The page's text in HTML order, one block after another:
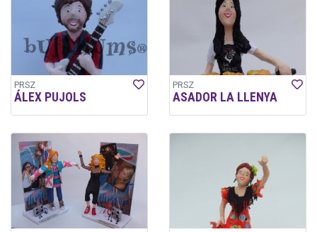
PRSZ
ÁLEX PUJOLS
PRSZ
ASADOR LA LLENYA